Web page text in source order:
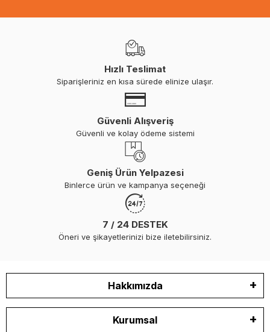
Hızlı Teslimat
Siparişleriniz en kısa sürede elinize ulaşır.
Güvenli Alışveriş
Güvenli ve kolay ödeme sistemi
Geniş Ürün Yelpazesi
Binlerce ürün ve kampanya seçeneği
7 / 24 DESTEK
Öneri ve şikayetlerinizi bize iletebilirsiniz.
Hakkımızda
Kurumsal